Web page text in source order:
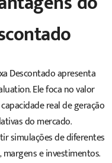
Descontado apresenta
Ele foca no valor
real de geração
do mercado.
simulações de diferentes
e investimentos.